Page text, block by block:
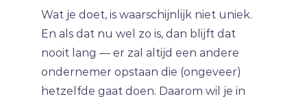
Wat je doet, is waarschijnlijk niet uniek.
En als dat nu wel zo is, dan blijft dat
nooit lang — er zal altijd een andere
ondernemer opstaan die (ongeveer)
hetzelfde gaat doen. Daarom wil je in